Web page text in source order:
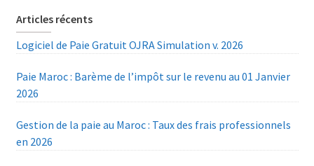
Articles récents
Logiciel de Paie Gratuit OJRA Simulation v. 2026
Paie Maroc : Barème de l’impôt sur le revenu au 01 Janvier
2026
Gestion de la paie au Maroc : Taux des frais professionnels
en 2026